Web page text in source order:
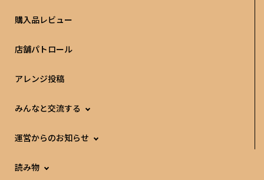
購入品レビュー
店舗パトロール
アレンジ投稿
みんなと交流する
運営からのお知らせ
読み物